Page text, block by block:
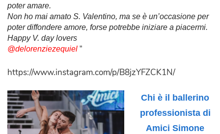
poter amare.
Non ho mai amato S. Valentino, ma se è un’occasione per
poter diffondere amore, forse potrebbe iniziare a piacermi.
Happy V. day lovers
@delorenziezequiel ”
https://www.instagram.com/p/B8jzYFZCK1N/
Chi è il ballerino
professionista di
Amici Simone